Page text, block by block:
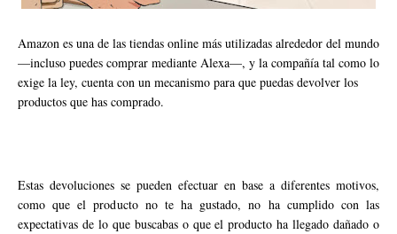
Amazon es una de las tiendas online más utilizadas alrededor del mundo
—incluso puedes comprar mediante Alexa—, y la compañía tal como lo
exige la ley, cuenta con un mecanismo para que puedas devolver los
productos que has comprado.
Estas devoluciones se pueden efectuar en base a diferentes motivos,
como que el producto no te ha gustado, no ha cumplido con las
expectativas de lo que buscabas o que el producto ha llegado dañado o